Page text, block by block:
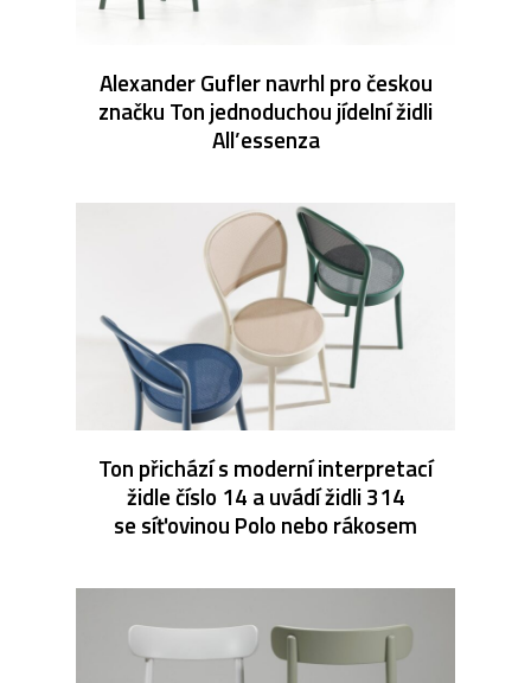
Alexander Gufler navrhl pro českou
značku Ton jednoduchou jídelní židli
All’essenza
Ton přichází s moderní interpretací
židle číslo 14 a uvádí židli 314
se síťovinou Polo nebo rákosem